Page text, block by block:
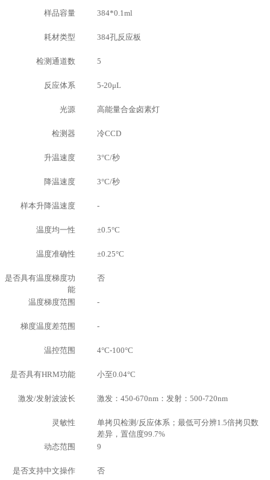
样品容量 384*0.1ml
耗材类型 384孔反应板
检测通道数 5
反应体系 5-20μL
光源 高能量合金卤素灯
检测器 冷CCD
升温速度 3°C/秒
降温速度 3°C/秒
样本升降温速度 -
温度均一性 ±0.5°C
温度准确性 ±0.25°C
是否具有温度梯度功
能
否
温度梯度范围 -
梯度温度差范围 -
温控范围 4°C-100°C
是否具有HRM功能 小至0.04°C
激发/发射波波长 激发：450-670nm：发射：500-720nm
灵敏性
单拷贝检测/反应体系；最低可分辨1.5倍拷贝数
差异，置信度99.7%
动态范围
9
是否支持中文操作 否